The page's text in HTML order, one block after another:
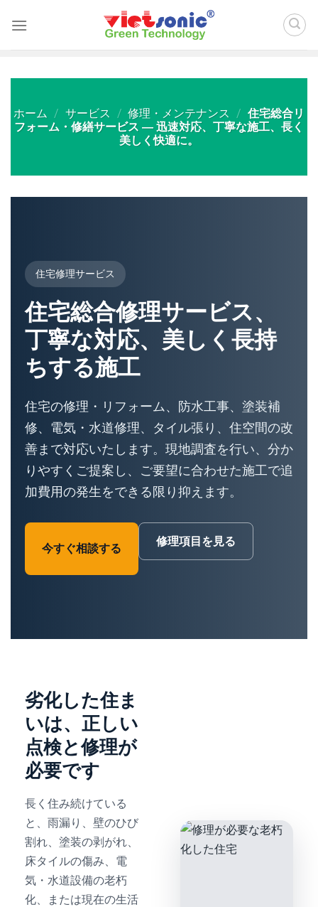
ホーム / サービス / 修理・メンテナンス / 住宅総合リ
フォーム・修繕サービス ― 迅速対応、丁寧な施工、長く
美しく快適に。
住宅修理サービス
住宅総合修理サービス、
丁寧な対応、美しく長持
ちする施工
住宅の修理・リフォーム、防水工事、塗装補
修、電気・水道修理、タイル張り、住空間の改
善まで対応いたします。現地調査を行い、分か
りやすくご提案し、ご要望に合わせた施工で追
加費用の発生をできる限り抑えます。
今すぐ相談する
修理項目を見る
劣化した住ま
いは、正しい
点検と修理が
必要です
長く住み続けている
と、雨漏り、壁のひび
割れ、塗装の剥がれ、
床タイルの傷み、電
気・水道設備の老朽
化、または現在の生活